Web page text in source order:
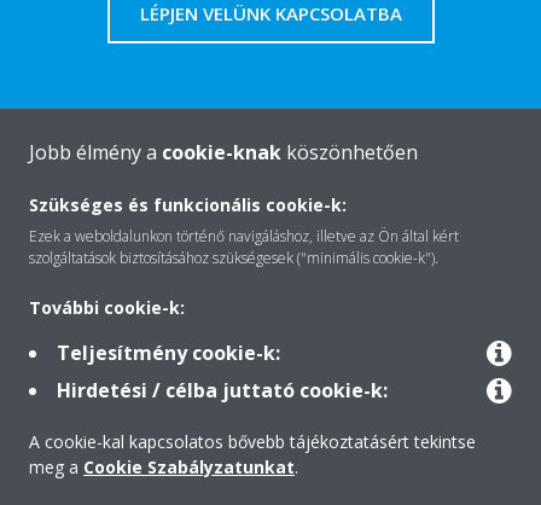
LÉPJEN VELÜNK KAPCSOLATBA
A Daikin-ról
Megoldások
Kapcsolat
Termékek
Jobb élmény a cookie-knak köszönhetően
Szükséges és funkcionális cookie-k:
Ezek a weboldalunkon történő navigáláshoz, illetve az Ön által kért
szolgáltatások biztosításához szükségesek ("minimális cookie-k").
További cookie-k:
Teljesítmény cookie-k:
Hirdetési / célba juttató cookie-k:
A cookie-kal kapcsolatos bővebb tájékoztatásért tekintse
meg a Cookie Szabályzatunkat.